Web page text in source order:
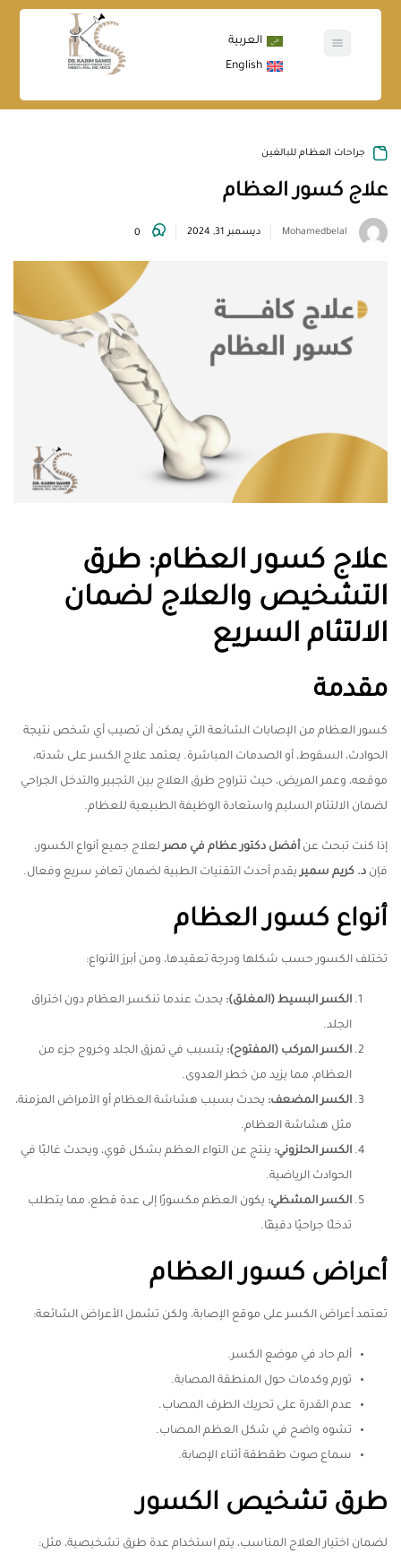
العربية
English
جراحات العظام للبالغين
علاج كسور العظام
Mohamedbelal ديسمبر 31, 2024 0
علاج كسور العظام: طرق
التشخيص والعلاج لضمان
الالتئام السريع
مقدمة
كسور العظام من الإصابات الشائعة التي يمكن أن تصيب أي شخص نتيجة
الحوادث، السقوط، أو الصدمات المباشرة. يعتمد علاج الكسر على شدته،
موقعه، وعمر المريض، حيث تتراوح طرق العلاج بين التجبير والتدخل الجراحي
لضمان الالتئام السليم واستعادة الوظيفة الطبيعية للعظام.
إذا كنت تبحث عن أفضل دكتور عظام في مصرلعلاج جميع أنواع الكسور،
فإن د. كريم سميريقدم أحدث التقنيات الطبية لضمان تعافٍ سريع وفعال.
أنواع كسور العظام
تختلف الكسور حسب شكلها ودرجة تعقيدها، ومن أبرز الأنواع:
الكسر البسيط (المغلق):يحدث عندما تنكسر العظام دون اختراق
الجلد.
الكسر المركب (المفتوح):يتسبب في تمزق الجلد وخروج جزء من
العظام، مما يزيد من خطر العدوى.
الكسر المضعف:يحدث بسبب هشاشة العظام أو الأمراض المزمنة،
مثل هشاشة العظام.
الكسر الحلزوني:ينتج عن التواء العظم بشكل قوي، ويحدث غالبًا في
الحوادث الرياضية.
الكسر المشظي:يكون العظم مكسورًا إلى عدة قطع، مما يتطلب
تدخلًا جراحيًا دقيقًا.
أعراض كسور العظام
تعتمد أعراض الكسر على موقع الإصابة، ولكن تشمل الأعراض الشائعة:
ألم حاد في موضع الكسر.
تورم وكدمات حول المنطقة المصابة.
عدم القدرة على تحريك الطرف المصاب.
تشوه واضح في شكل العظم المصاب.
سماع صوت طقطقة أثناء الإصابة.
طرق تشخيص الكسور
لضمان اختيار العلاج المناسب، يتم استخدام عدة طرق تشخيصية، مثل: